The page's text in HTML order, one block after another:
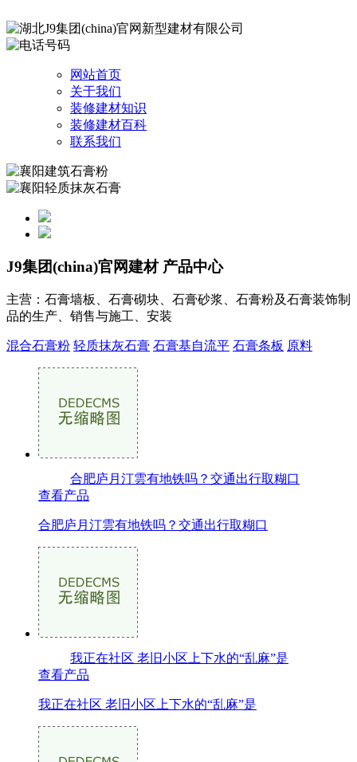
网站首页
关于我们
装修建材知识
装修建材百科
联系我们
J9集团(china)官网建材 产品中心
主营：石膏墙板、石膏砌块、石膏砂浆、石膏粉及石膏装饰制
品的生产、销售与施工、安装
混合石膏粉 轻质抹灰石膏 石膏基自流平 石膏条板 原料
合肥庐月汀雲有地铁吗？交通出行取糊口
查看产品
合肥庐月汀雲有地铁吗？交通出行取糊口
我正在社区 老旧小区上下水的“乱麻”是
查看产品
我正在社区 老旧小区上下水的“乱麻”是